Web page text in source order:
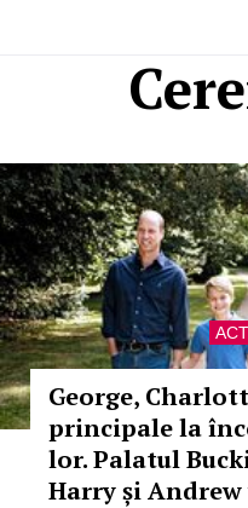
George,
principale la
lor. Palatul
Harry și